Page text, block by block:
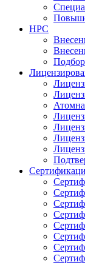
НРС